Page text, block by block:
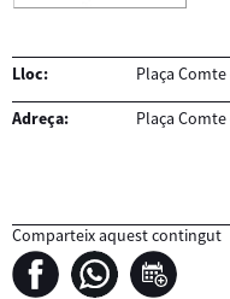
Lloc: Plaça
Adreça: Plaça
Comparteix aquest contingut